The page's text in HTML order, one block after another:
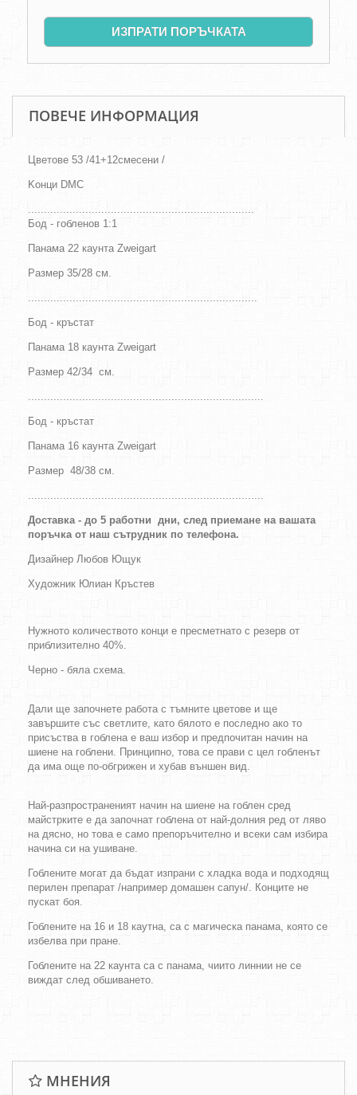
ИЗПРАТИ ПОРЪЧКАТА
ПОВЕЧЕ ИНФОРМАЦИЯ
Цветове 53 /41+12смесени /
Kонци DMC
.......................................................................
Бод - гобленов 1:1
Панама 22 каунта Zweigart
Размер 35/28 см.
........................................................................
Бод - кръстат
Панама 18 каунта Zweigart
Размер 42/34 см.
..........................................................................
Бод - кръстат
Панама 16 каунта Zweigart
Размер 48/38 см.
..........................................................................
Доставка - до 5 работни дни, след приемане на вашата
поръчка от наш сътрудник по телефона.
Дизайнер Любов Ющук
Художник Юлиан Кръстев
Нужното количеството конци е пресметнато с резерв от
приблизително 40%.
Черно - бяла схема.
Дали ще започнете работа с тъмните цветове и ще
завършите със светлите, като бялото е последно ако то
присъства в гоблена е ваш избор и предпочитан начин на
шиене на гоблени. Принципно, това се прави с цел гобленът
да има още по-обгрижен и хубав външен вид.
Най-разпространеният начин на шиене на гоблен сред
майстрките е да започнат гоблена от най-долния ред от ляво
на дясно, но това е само препоръчително и всеки сам избира
начина си на ушиване.
Гоблените могат да бъдат изпрани с хладка вода и подходящ
перилен препарат /например домашен сапун/. Конците не
пускат боя.
Гоблените на 16 и 18 каутна, са с магическа панама, която се
избелва при пране.
Гоблените на 22 каунта са с панама, чиито линнии не се
виждат след обшиването.
МНЕНИЯ